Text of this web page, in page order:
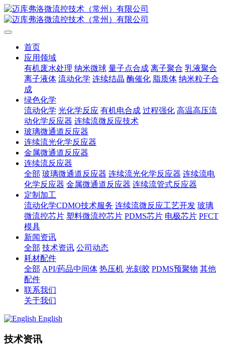
首页
应用领域
有机废水处理 纳米微球 量子点合成 离子聚合 乳液聚合
离子液体 流动化学 连续结晶 酶催化 脂质体 纳米粒子合
成
绿色化学
流动化学 光化学反应 有机电合成 过程强化 高温高压流
动化学反应器 连续流微反应技术
玻璃微通道反应器
连续流光化学反应器
金属微通道反应器
连续流反应器
全部 玻璃微通道反应器 连续流光化学反应器 连续流电
化学反应器 金属微通道反应器 连续流管式反应器
定制加工
流动化学CDMO技术服务 连续流微反应工艺开发 玻璃
微流控芯片 塑料微流控芯片 PDMS芯片 电极芯片 PFCT
模具
新闻资讯
全部 技术资讯 公司动态
耗材配件
全部 API/药品中间体 热压机 光刻胶 PDMS预聚物 其他
配件
联系我们
关于我们
English
技术资讯